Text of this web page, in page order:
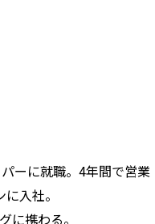
ーに就職。4年間で営業
入社。
に携わる。